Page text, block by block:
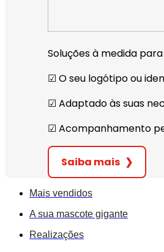
Soluções à medida
☑︎ O seu logótipo ou
☑︎ Adaptado às suas
☑︎ Acompanhamento
Saiba mais ❯
Mais vendidos
A sua mascote gigante
Realizações